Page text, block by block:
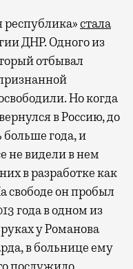
республика»стала
ДНР. Одного из
отбывал
Но когда
в Россию, до
больше года, и
не видели в нем
в разработке как
свободе он пробыл
года в одном из
у Романова
в больнице ему